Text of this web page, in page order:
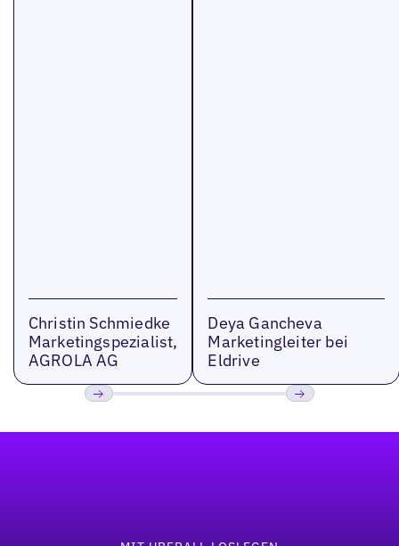
Christin Schmiedke
Marketingspezialist,
AGROLA AG
Deya Gancheva
Marketingleiter bei
Eldrive